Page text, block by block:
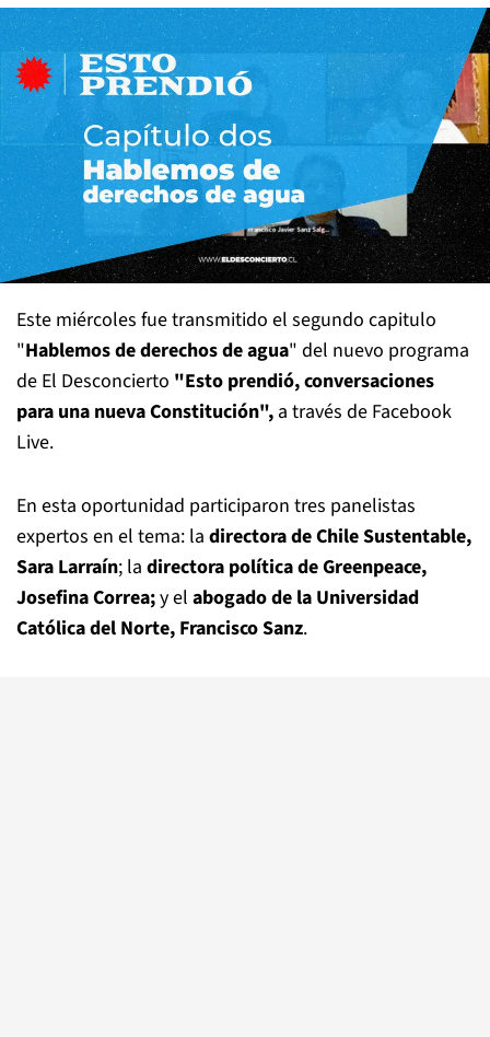
Este miércoles fue transmitido el segundo capitulo
"Hablemos de derechos de agua" del nuevo programa
de El Desconcierto "Esto prendió, conversaciones
para una nueva Constitución", a través de Facebook
Live.
En esta oportunidad participaron tres panelistas
expertos en el tema: la directora de Chile Sustentable,
Sara Larraín; la directora política de Greenpeace,
Josefina Correa;y el abogado de la Universidad
Católica del Norte, Francisco Sanz.